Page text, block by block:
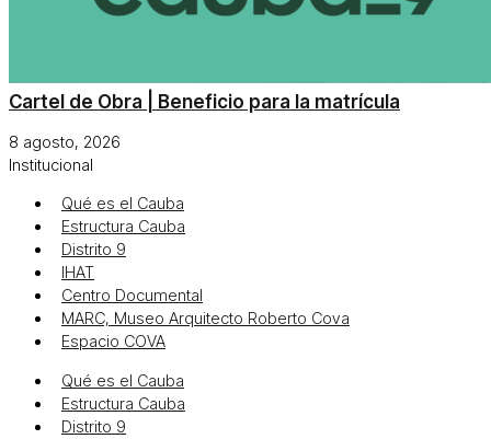
Cartel de Obra | Beneficio para la matrícula
8 agosto, 2026
Institucional
Qué es el Cauba
Estructura Cauba
Distrito 9
IHAT
Centro Documental
MARC, Museo Arquitecto Roberto Cova
Espacio COVA
Qué es el Cauba
Estructura Cauba
Distrito 9